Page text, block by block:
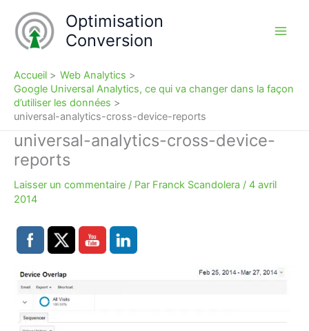
contenu
Optimisation
Conversion
Accueil
Web Analytics
Google Universal Analytics, ce qui va changer dans la façon
d’utiliser les données
universal-analytics-cross-device-reports
universal-analytics-cross-device-
reports
Laisser un commentaire / Par Franck Scandolera / 4 avril
2014